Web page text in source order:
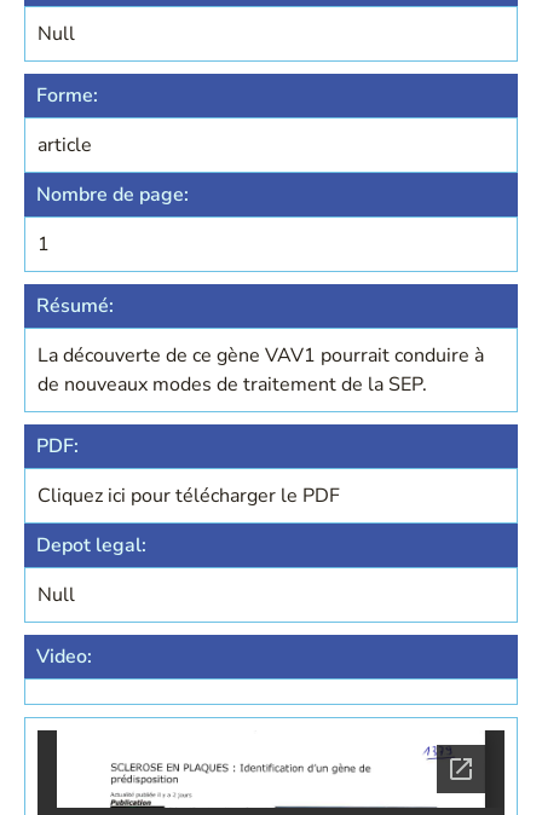
Null
Forme:
article
Nombre de page:
1
Résumé:
La découverte de ce gène VAV1 pourrait conduire à
de nouveaux modes de traitement de la SEP.
PDF:
Cliquez ici pour télécharger le PDF
Depot legal:
Null
Video: